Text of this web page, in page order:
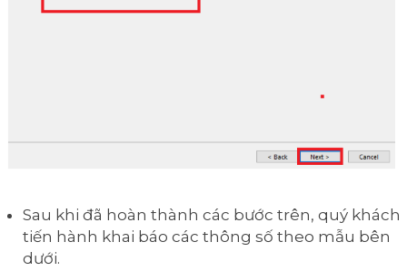
Sau khi đã hoàn thành các bước trên, quý khách
tiến hành khai báo các thông số theo mẫu bên
dưới.